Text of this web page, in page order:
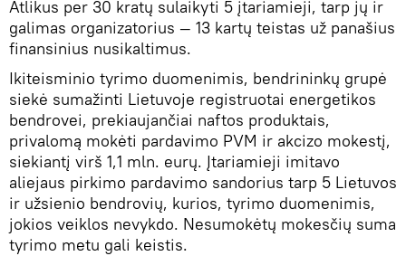
Atlikus per 30 kratų sulaikyti 5 įtariamieji, tarp jų ir
galimas organizatorius — 13 kartų teistas už panašius
finansinius nusikaltimus.
Ikiteisminio tyrimo duomenimis, bendrininkų grupė
siekė sumažinti Lietuvoje registruotai energetikos
bendrovei, prekiaujančiai naftos produktais,
privalomą mokėti pardavimo PVM ir akcizo mokestį,
siekiantį virš 1,1 mln. eurų. Įtariamieji imitavo
aliejaus pirkimo pardavimo sandorius tarp 5 Lietuvos
ir užsienio bendrovių, kurios, tyrimo duomenimis,
jokios veiklos nevykdo. Nesumokėtų mokesčių suma
tyrimo metu gali keistis.